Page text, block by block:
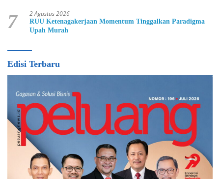
7 2 Agustus 2026
RUU Ketenagakerjaan Momentum Tinggalkan Paradigma
Upah Murah
Edisi Terbaru